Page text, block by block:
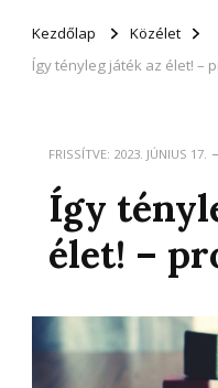
Kezdőlap
Közélet
Így tényleg játék az élet! –
FRISSÍTVE: 2023. JÚNIUS 17.
Így
élet! –